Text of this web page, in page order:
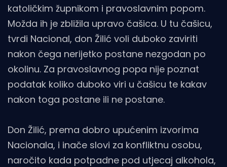
katoličkim župnikom i pravoslavnim popom.
Možda ih je zbližila upravo čašica. U tu čašicu,
tvrdi Nacional, don Žilić voli duboko zaviriti
nakon čega nerijetko postane nezgodan po
okolinu. Za pravoslavnog popa nije poznat
podatak koliko duboko viri u čašicu te kakav
nakon toga postane ili ne postane.
Don Žilić, prema dobro upućenim izvorima
Nacionala, i inače slovi za konfliktnu osobu,
naročito kada potpadne pod utjecaj alkohola,